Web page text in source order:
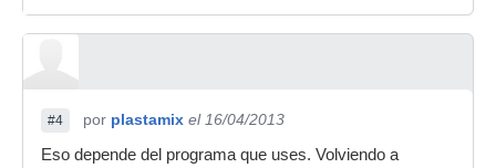
#4 por plastamix el 16/04/2013
Eso depende del programa que uses. Volviendo a